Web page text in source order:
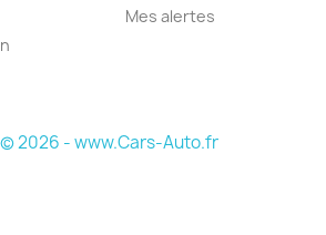
Mes alertes
© 2026 - www.Cars-Auto.fr